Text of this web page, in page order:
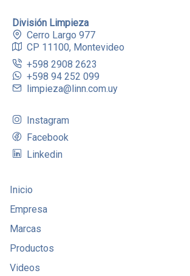
División Limpieza
Cerro Largo 977
CP 11100, Montevideo
+598 2908 2623
+598 94 252 099
limpieza@linn.com.uy
Instagram
Facebook
Linkedin
Inicio
Empresa
Marcas
Productos
Videos